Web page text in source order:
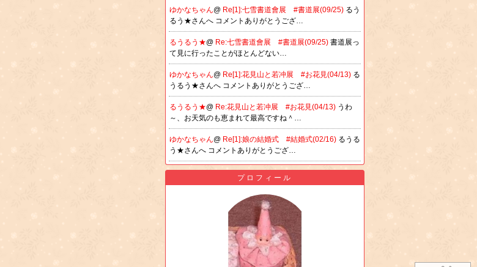
ゆかなちゃん@ Re[1]:七雪書道會展 #書道展(09/25) るう
るう★さんへ コメントありがとうござ…
るうるう★@ Re:七雪書道會展 #書道展(09/25) 書道展っ
て見に行ったことがほとんどない…
ゆかなちゃん@ Re[1]:花見山と若冲展 #お花見(04/13) る
うるう★さんへ コメントありがとうござ…
るうるう★@ Re:花見山と若冲展 #お花見(04/13) うわ
～、お天気のも恵まれて最高ですね＾…
ゆかなちゃん@ Re[1]:娘の結婚式 #結婚式(02/16) るうる
う★さんへ コメントありがとうござ…
プロフィール